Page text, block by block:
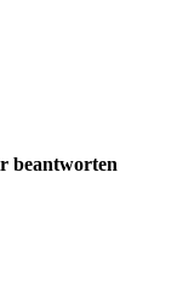
beantworten